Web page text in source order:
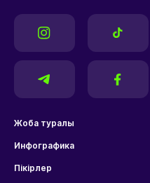
Жоба туралы
Инфографика
Пікірлер